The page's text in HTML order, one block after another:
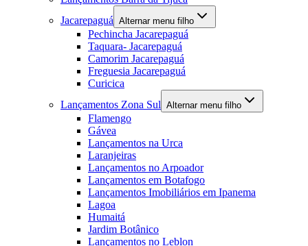
Jacarepaguá Alternar menu filho
Pechincha Jacarepaguá
Taquara- Jacarepaguá
Camorim Jacarepaguá
Freguesia Jacarepaguá
Curicica
Lançamentos Zona Sul Alternar menu filho
Flamengo
Gávea
Lançamentos na Urca
Laranjeiras
Lançamentos no Arpoador
Lançamentos em Botafogo
Lançamentos Imobiliários em Ipanema
Lagoa
Humaitá
Jardim Botânico
Lançamentos no Leblon